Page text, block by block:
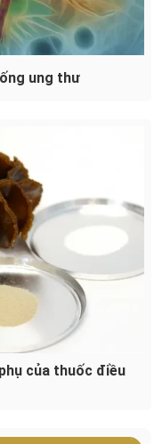
ung thư
của thuốc điều